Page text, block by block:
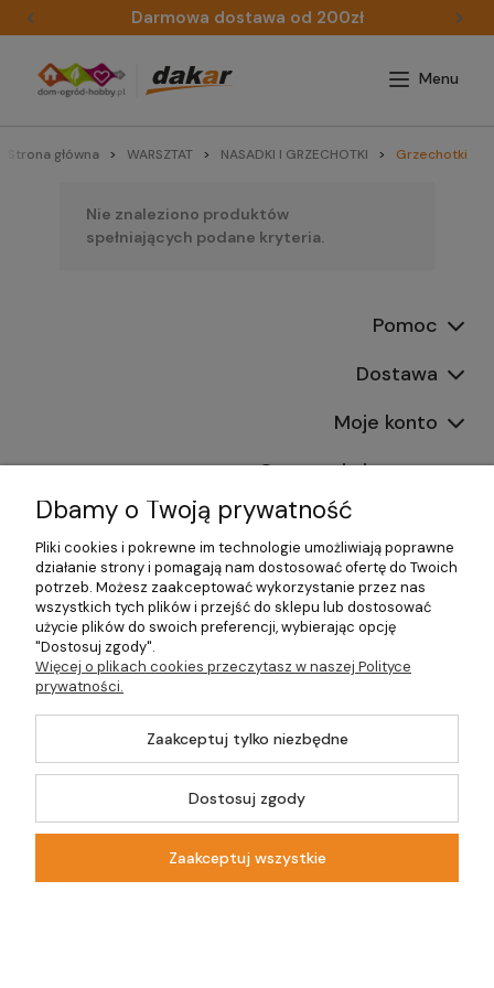
Darmowa dostawa od 200zł
Strona główna WARSZTAT NASADKI I GRZECHOTKI Grzechotki
Nie znaleziono produktów
spełniających podane kryteria.
Pomoc
Dostawa
Moje konto
Gwarancja i zwroty
©2026 Wszelkie Prawa Zastrzeżone | DOM-OGRÓD-HOBBY.PL
Szablon Master byEcommercy
Pokaż pełną wersję strony
Sklep internetowy Shoper.pl
Dbamy o Twoją prywatność
Pliki cookies i pokrewne im technologie umożliwiają poprawne
działanie strony i pomagają nam dostosować ofertę do Twoich
potrzeb. Możesz zaakceptować wykorzystanie przez nas
wszystkich tych plików i przejść do sklepu lub dostosować
użycie plików do swoich preferencji, wybierając opcję
"Dostosuj zgody".
Więcej o plikach cookies przeczytasz w naszej Polityce
prywatności.
Zaakceptuj tylko niezbędne
Dostosuj zgody
Zaakceptuj wszystkie